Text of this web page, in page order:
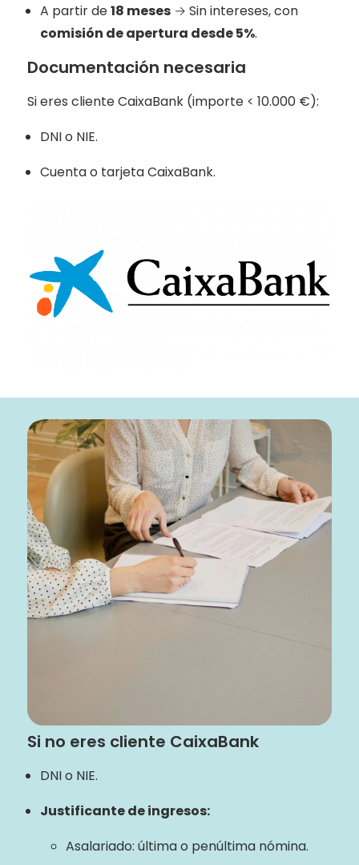
A partir de18 meses→ Sin intereses, con
comisión de apertura desde 5%.
Documentación necesaria
Si eres cliente CaixaBank (importe < 10.000 €):
DNI o NIE.
Cuenta o tarjeta CaixaBank.
Si no eres cliente CaixaBank
DNI o NIE.
Justificante de ingresos:
Asalariado: última o penúltima nómina.